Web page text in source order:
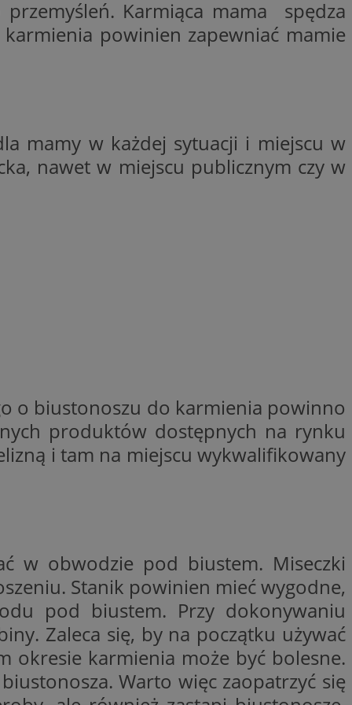
Karmiąca mama spędza
powinien zapewniać mamie
mamy w każdej sytuacji i miejscu w
nawet w miejscu publicznym czy w
o biustonoszu do karmienia powinno
produktów dostępnych na rynku
i tam na miejscu wykwalifikowany
w obwodzie pod biustem. Miseczki
Stanik powinien mieć wygodne,
pod biustem. Przy dokonywaniu
Zaleca się, by na początku używać
okresie karmienia może być bolesne.
Warto więc zaopatrzyć się
sesji.
sesji.
użytkownik nie
preferencji,
z regulacjami
użytkownik
lub reklamy.
usługę Cookie-
na pliki cookie.
Cookie-
gościa na
celów
do
Analytics - co
usługi
losowo
Jest on
i służy do
sesji i kampanii
który
w
Bidswitch
zapewnić, że
samych
który
w
do